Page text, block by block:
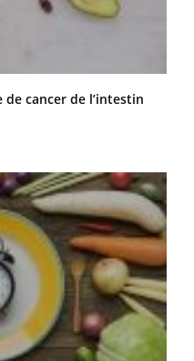
de cancer de l’intestin